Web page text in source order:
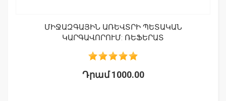
ՄԻՋԱԶԳԱՅԻՆ ԱՌԵՎՏՐԻ ՊԵՏԱԿԱՆ
ԿԱՐԳԱՎՈՐՈՒՄ: ՌԵՖԵՐԱՏ
Դրամ 1000.00